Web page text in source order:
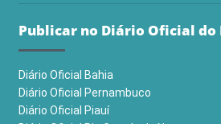
Publicar no Diário Oficial do
Diário Oficial Bahia
Diário Oficial Pernambuco
Diário Oficial Piauí